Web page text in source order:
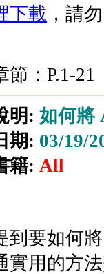
下載 ，請
節：P.1-21
明: 如何將
期: 03/19/
籍: All
到要如何
實用的方